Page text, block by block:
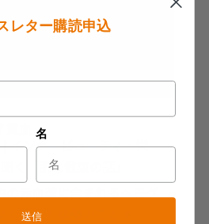
|インナービューティ・栄
く「肌と健康の話」
くなった状態のことで
レター購読申込
名
送信